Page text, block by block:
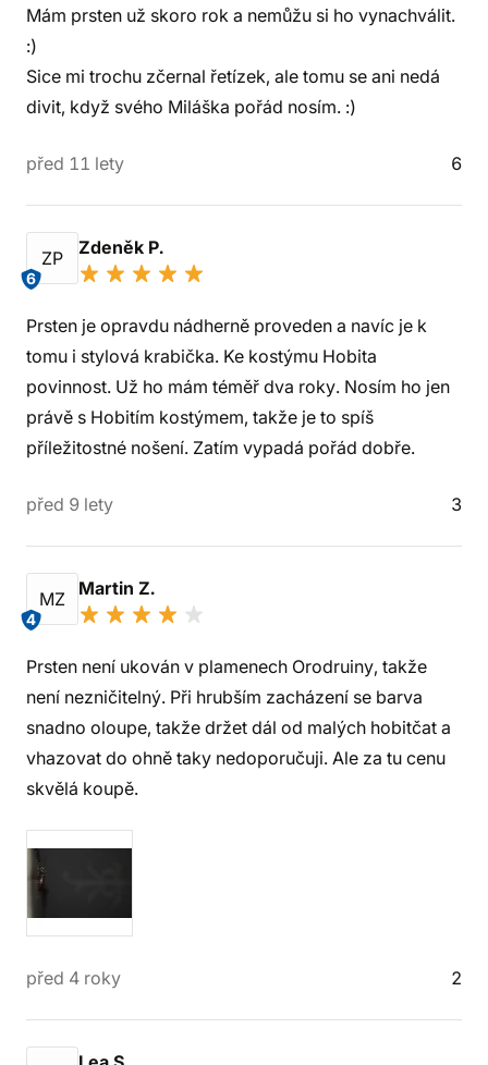
Mám prsten už skoro rok a nemůžu si ho vynachválit.
:)
Sice mi trochu zčernal řetízek, ale tomu se ani nedá
divit, když svého Miláška pořád nosím. :)
před 11 lety 6
ZP
6
Zdeněk P.
Prsten je opravdu nádherně proveden a navíc je k
tomu i stylová krabička. Ke kostýmu Hobita
povinnost. Už ho mám téměř dva roky. Nosím ho jen
právě s Hobitím kostýmem, takže je to spíš
příležitostné nošení. Zatím vypadá pořád dobře.
před 9 lety 3
MZ
4
Martin Z.
Prsten není ukován v plamenech Orodruiny, takže
není nezničitelný. Při hrubším zacházení se barva
snadno oloupe, takže držet dál od malých hobitčat a
vhazovat do ohně taky nedoporučuji. Ale za tu cenu
skvělá koupě.
před 4 roky 2